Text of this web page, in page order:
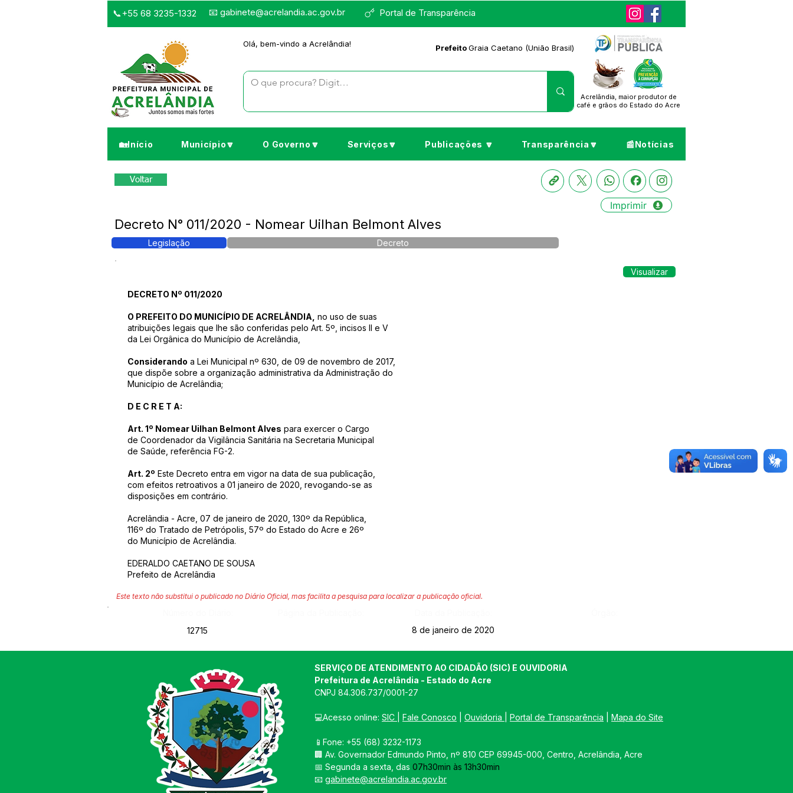
Portal de Transparência
📞+55 68 3235-1332 📧 gabinete@acrelandia.ac.gov.br
Olá, bem-vindo a Acrelândia! PrefeitoGraia Caetano (União Brasil)
Acrelândia, maior produtor de
café e grãos do Estado do Acre
🏡Início Município🔽 O Governo🔽 Serviços🔽 Publicações 🔽 Transparência🔽 📰Notícias
Voltar
Imprimir
Decreto N° 011/2020 - Nomear Uilhan Belmont Alves
Legislação Decreto
Visualizar
DECRETO Nº 011/2020
O PREFEITO DO MUNICÍPIO DE ACRELÂNDIA, no uso de suas
atribuições legais que lhe são conferidas pelo Art. 5º, incisos II e V
da Lei Orgânica do Município de Acrelândia,
Considerando a Lei Municipal nº 630, de 09 de novembro de 2017,
que dispõe sobre a organização administrativa da Administração do
Município de Acrelândia;
D E C R E T A:
Art. 1º Nomear Uilhan Belmont Alves para exercer o Cargo
de Coordenador da Vigilância Sanitária na Secretaria Municipal
de Saúde, referência FG-2.
Art. 2º Este Decreto entra em vigor na data de sua publicação,
com efeitos retroativos a 01 janeiro de 2020, revogando-se as
disposições em contrário.
Acrelândia - Acre, 07 de janeiro de 2020, 130º da República,
116º do Tratado de Petrópolis, 57º do Estado do Acre e 26º
do Município de Acrelândia.
EDERALDO CAETANO DE SOUSA
Prefeito de Acrelândia
Este texto não substitui o publicado no Diário Oficial, mas facilita a pesquisa para localizar a publicação oficial.
12715
8 de janeiro de 2020
SERVIÇO DE ATENDIMENTO AO CIDADÃO (SIC) E OUVIDORIA
Prefeitura de Acrelândia - Estado do Acre
CNPJ 84.306.737/0001-27
💻Acesso online: SIC Fale Conosco Ouvidoria Portal de Transparência Mapa do Site
📱Fone: +55 (68) 3232-1173
🏢 Av. Governador Edmundo Pinto, nº 810 CEP 69945-000, Centro, Acrelândia, Acre
📅 Segunda a sexta, das 07h30min às 13h30min
📧 gabinete@acrelandia.ac.gov.br